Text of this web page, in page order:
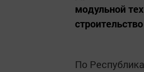
модульной
По